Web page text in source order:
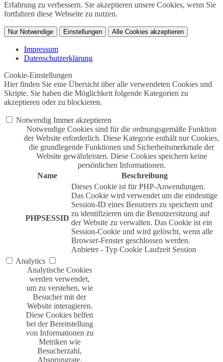
Erfahrung zu verbessern. Sie akzeptieren unsere Cookies, wenn Sie
fortfahren diese Webseite zu nutzen.
Nur Notwendige Einstellungen Alle Cookies akzeptieren
Impressum
Datenschutzerklärung
Cookie-Einstellungen
Hier finden Sie eine Übersicht über alle verwendeten Cookies und
Skripte. Sie haben die Möglichkeit folgende Kategorien zu
akzeptieren oder zu blockieren.
Notwendig Immer akzeptieren
Notwendige Cookies sind für die ordnungsgemäße Funktion
der Website erforderlich. Diese Kategorie enthält nur Cookies,
die grundlegende Funktionen und Sicherheitsmerkmale der
Website gewährleisten. Diese Cookies speichern keine
persönlichen Informationen.
Name
Beschreibung
PHPSESSID
Dieses Cookie ist für PHP-Anwendungen.
Das Cookie wird verwendet um die eindeutige
Session-ID eines Benutzers zu speichern und
zu identifizieren um die Benutzersitzung auf
der Website zu verwalten. Das Cookie ist ein
Session-Cookie und wird gelöscht, wenn alle
Browser-Fenster geschlossen werden.
Anbieter - Typ Cookie Laufzeit Session
Analytics
Analytische Cookies
werden verwendet,
um zu verstehen, wie
Besucher mit der
Website interagieren.
Diese Cookies helfen
bei der Bereitstellung
von Informationen zu
Metriken wie
Besucherzahl,
Absprungrate,